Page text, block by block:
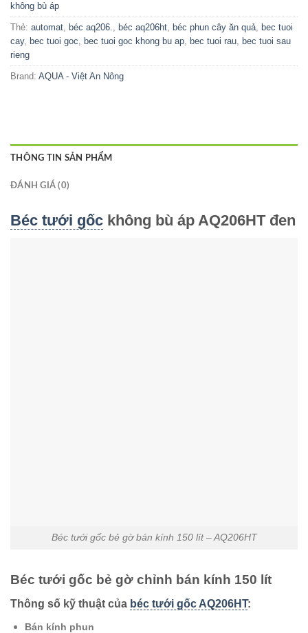
không bù áp
Thẻ: automat béc aq206. béc aq206ht béc phun cây ăn quả bec tuoi
cay, bec tuoi goc bec tuoi goc khong bu ap bec tuoi rau bec tuoi sau
rieng
Brand: AQUA - Việt An Nông
THÔNG TIN SẢN PHẨM
ĐÁNH GIÁ (0)
Béc tưới gốc không bù áp AQ206HT đen
Béc tưới gốc bẻ gờ bán kính 150 lít – AQ206HT
Béc tưới gốc bẻ gờ chỉnh bán kính 150 lít
Thông số kỹ thuật của béc tưới gốc AQ206HT:
Bán kính phun